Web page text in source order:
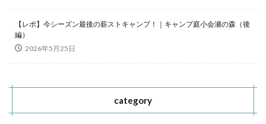
【レポ】今シーズン最後の薪ストキャンプ！｜キャンプ庭小会瀬の森（後
編）
2026年5月25日
category